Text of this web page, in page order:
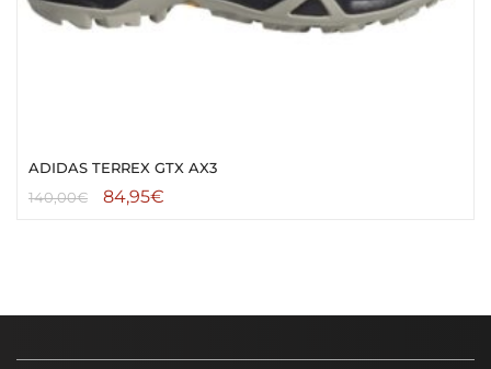
ADIDAS TERREX GTX AX3
140,00€ 84,95€